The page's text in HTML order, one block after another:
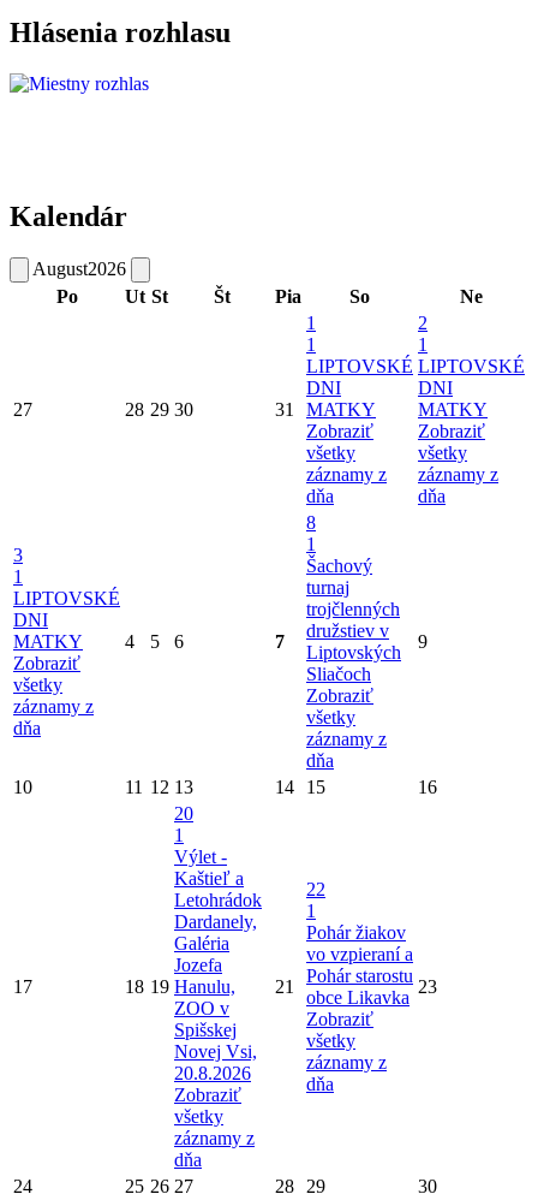
Hlásenia rozhlasu
Kalendár
August2026
Po
Ut St Št Pia So Ne
27 28 29 30 31
1
1
LIPTOVSKÉ
DNI
MATKY
Zobraziť
všetky
záznamy z
dňa
2
1
LIPTOVSKÉ
DNI
MATKY
Zobraziť
všetky
záznamy z
dňa
3
1
LIPTOVSKÉ
DNI
MATKY
Zobraziť
všetky
záznamy z
dňa
4 5 6 7
8
1
Šachový
turnaj
trojčlenných
družstiev v
Liptovských
Sliačoch
Zobraziť
všetky
záznamy z
dňa
9
10 11 12 13 14 15 16
17 18 19
20
1
Výlet -
Kaštieľ a
Letohrádok
Dardanely,
Galéria
Jozefa
Hanulu,
ZOO v
Spišskej
Novej Vsi,
20.8.2026
Zobraziť
všetky
záznamy z
dňa
21
22
1
Pohár žiakov
vo vzpieraní a
Pohár starostu
obce Likavka
Zobraziť
všetky
záznamy z
dňa
23
24 25 26 27 28 29 30